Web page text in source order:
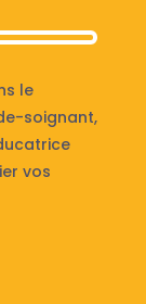
le
soignant,
vos